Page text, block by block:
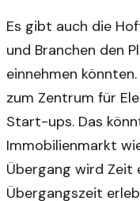
Es gibt auch die
und Branchen den
einnehmen
zum Zentrum für
Start-ups. Das
Immobilienmarkt
Übergang wird Zeit
Übergangszeit